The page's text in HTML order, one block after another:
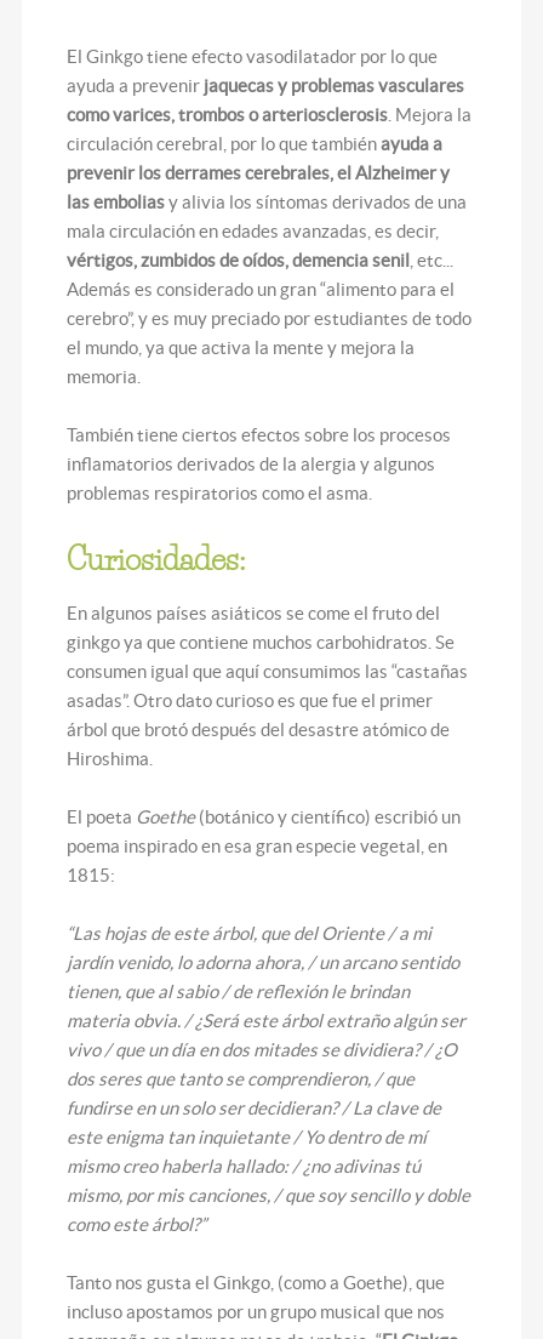
El Ginkgo tiene efecto vasodilatador por lo que
ayuda a prevenir jaquecas y problemas vasculares
como varices, trombos o arteriosclerosis . Mejora la
circulación cerebral, por lo que tambiénayuda a
prevenir los derrames cerebrales, el Alzheimer y
las emboliasy alivia los síntomas derivados de una
mala circulación en edades avanzadas, es decir,
vértigos, zumbidos de oídos, demencia senil , etc...
Además es considerado un gran “alimento para el
cerebro”, y es muy preciado por estudiantes de todo
el mundo, ya que activa la mente y mejora la
memoria.
También tiene ciertos efectos sobre los procesos
inflamatorios derivados de la alergia y algunos
problemas respiratorios como el asma.
Curiosidades:
En algunos países asiáticos se come el fruto del
ginkgo ya que contiene muchos carbohidratos. Se
consumen igual que aquí consumimos las “castañas
asadas”. Otro dato curioso es que fue el primer
árbol que brotó después del desastre atómico de
Hiroshima.
El poeta Goethe(botánico y científico) escribió un
poema inspirado en esa gran especie vegetal, en
1815:
“Las hojas de este árbol, que del Oriente / a mi
jardín venido, lo adorna ahora, /un arcano sentido
tienen, que al sabio/de reflexión le brindan
materia obvia. / ¿Será este árbol extraño algún ser
vivo/que un día en dos mitades se dividiera? / ¿O
dos seres que tanto se comprendieron, / que
fundirse en un solo ser decidieran? / La clave de
este enigma tan inquietante / Yo dentro de mí
mismo creo haberla hallado: / ¿no adivinas tú
mismo, por mis canciones, / que soy sencillo y doble
como este árbol?”
Tanto nos gusta el Ginkgo, (como a Goethe), que
incluso apostamos por un grupo musical que nos